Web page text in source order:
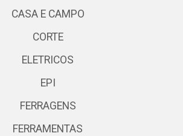
CASA E CAMPO
CORTE
ELETRICOS
EPI
FERRAGENS
FERRAMENTAS